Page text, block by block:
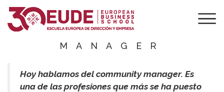
LOS 7
MANDAMIENTOS
MANAGER
Hoy hablamos del community manager. Es
una de las profesiones que más se ha puesto